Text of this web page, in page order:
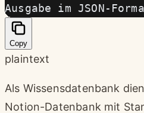
Ausgabe im JSON-
Copy
plaintext
Als Wissensdatenbank
Notion-Datenbank mit